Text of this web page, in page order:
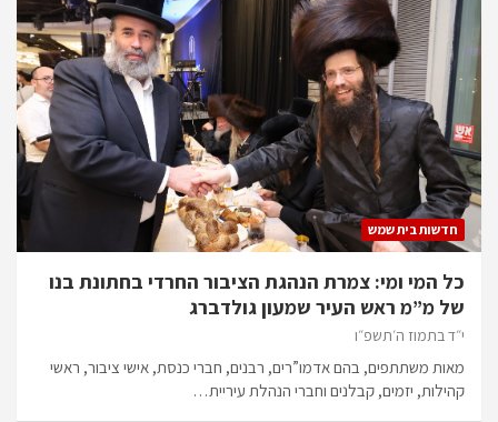
חדשות בית שמש
כל המי ומי: צמרת הנהגת הציבור החרדי בחתונת בנו
של מ”מ ראש העיר שמעון גולדברג
י״ד בתמוז ה׳תשפ״ו
מאות משתתפים, בהם אדמו”רים, רבנים, חברי כנסת, אישי ציבור, ראשי
קהילות, יזמים, קבלנים וחברי הנהלת עיריית…